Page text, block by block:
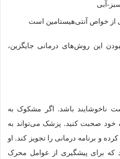
آبی
این روش‌های درمانی جایگزین،
ناخوشایند باشد. اگر مشکوک به
خود صحبت کنید. پزشک می‌تواند به
و برنامه درمانی را تجویز کند. او
که برای پیشگیری از عوامل محرک